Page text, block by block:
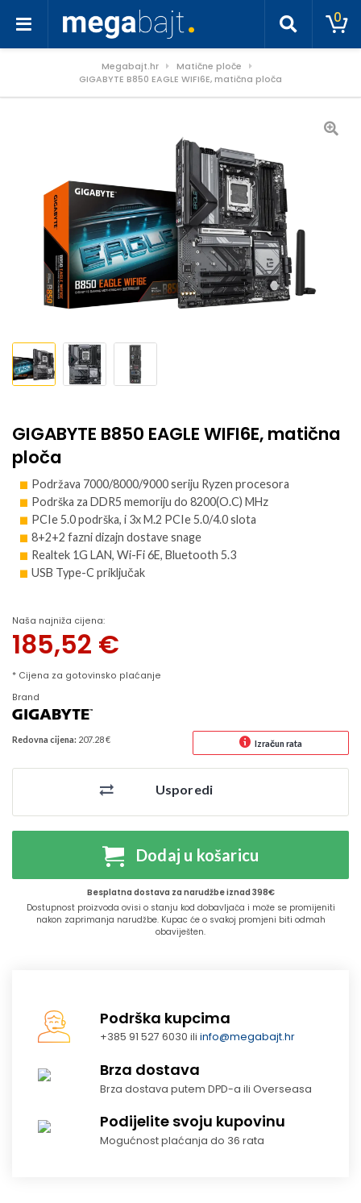
0
Megabajt.hr
Matične ploče
GIGABYTE B850 EAGLE WIFI6E, matična ploča
GIGABYTE B850 EAGLE WIFI6E, matična
ploča
Podržava 7000/8000/9000 seriju Ryzen procesora
Podrška za DDR5 memoriju do 8200(O.C) MHz
PCIe 5.0 podrška, i 3x M.2 PCIe 5.0/4.0 slota
8+2+2 fazni dizajn dostave snage
Realtek 1G LAN, Wi-Fi 6E, Bluetooth 5.3
USB Type-C priključak
Naša najniža cijena:
185,52 €
* Cijena za gotovinsko plaćanje
Brand
Redovna cijena: 207.28 € Izračun rata
Usporedi
Dodaj u košaricu
Besplatna dostava za narudžbe iznad 398€
Dostupnost proizvoda ovisi o stanju kod dobavljača i može se promijeniti
nakon zaprimanja narudžbe. Kupac će o svakoj promjeni biti odmah
obaviješten.
Podrška kupcima
+385 91 527 6030 iliinfo@megabajt.hr
Brza dostava
Brza dostava putem DPD-a ili Overseasa
Podijelite svoju kupovinu
Mogućnost plaćanja do 36 rata